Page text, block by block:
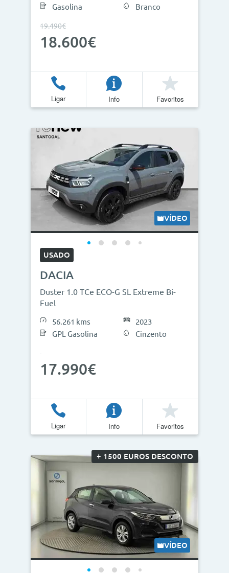
Gasolina
Branco
19.490€
18.600€
Ligar Info Favoritos
VÍDEO
USADO
DACIA
Duster 1.0 TCe ECO-G SL Extreme Bi-
Fuel
56.261 kms
GPL Gasolina
2023
Cinzento
17.990€
Ligar Info Favoritos
+ 1500 EUROS DESCONTO
VÍDEO